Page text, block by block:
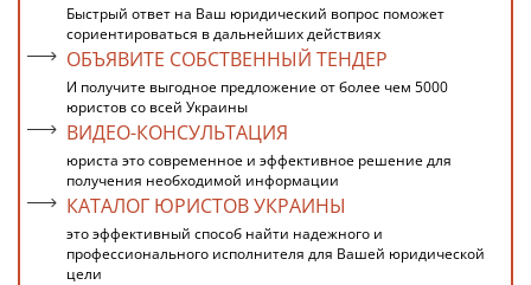
Быстрый ответ на Ваш юридический вопрос поможет
сориентироваться в дальнейших действиях
ОБЪЯВИТЕ СОБСТВЕННЫЙ ТЕНДЕР
И получите выгодное предложение от более чем 5000
юристов со всей Украины
ВИДЕО-КОНСУЛЬТАЦИЯ
юриста это современное и эффективное решение для
получения необходимой информации
КАТАЛОГ ЮРИСТОВ УКРАИНЫ
это эффективный способ найти надежного и
профессионального исполнителя для Вашей юридической
цели